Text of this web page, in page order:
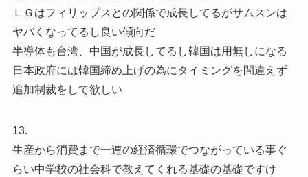
ＬＧはフィリップスとの関係で成長してるがサムスンは
ヤバくなってるし良い傾向だ
半導体も台湾、中国が成長してるし韓国は用無しになる
日本政府には韓国締め上げの為にタイミングを間違えず
追加制裁をして欲しい
13.
生産から消費まで一連の経済循環でつながっている事ぐ
らい中学校の社会科で教えてくれる基礎の基礎ですけ